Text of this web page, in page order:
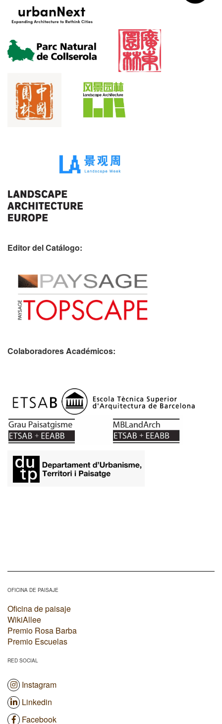
Editor del Catálogo:
Colaboradores Académicos:
OFICINA DE PAISAJE
Oficina de paisaje
WikiAllee
Premio Rosa Barba
Premio Escuelas
RED SOCIAL
Instagram
Linkedin
Facebook